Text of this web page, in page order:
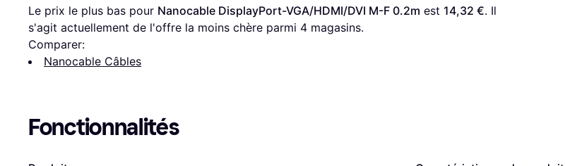
Le prix le plus bas pour Nanocable DisplayPort-VGA/HDMI/DVI M-F 0.2m est 14,32 €. Il
s'agit actuellement de l'offre la moins chère parmi 4 magasins.
Comparer:
Nanocable Câbles
Fonctionnalités